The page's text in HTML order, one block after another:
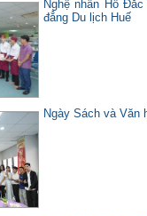
Nghệ nhân Hồ
đẳng Du lịch Huế
Ngày Sách và Văn